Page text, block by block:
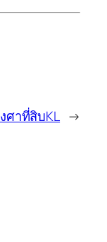
ศาที่สิบKL →